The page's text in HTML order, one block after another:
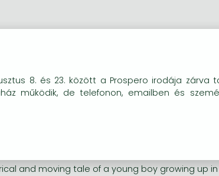
BY CHRISTIAN BIRMINGHAM.
and moving tale of a young boy growing up
and moving tale of a young boy growing up
8. és 23. között a Prospero irodája zárva
működik, de telefonon, emailben és
kat (sütiket) használunk, melyek célja, hogy
részére.